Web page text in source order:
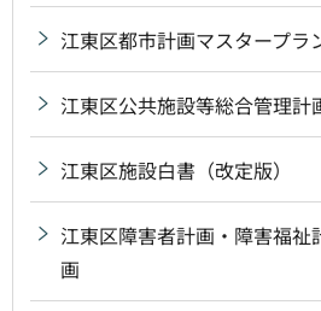
江東区都市計画マスタープラ
江東区公共施設等総合管理計
江東区施設白書（改定版）
江東区障害者計画・障害福祉
画